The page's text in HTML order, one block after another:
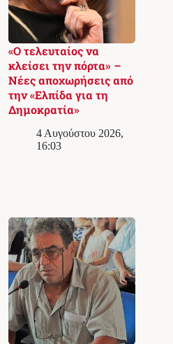
«Ο τελευταίος να
κλείσει την πόρτα» –
Νέες αποχωρήσεις από
την «Ελπίδα για τη
Δημοκρατία»
4 Αυγούστου 2026,
16:03